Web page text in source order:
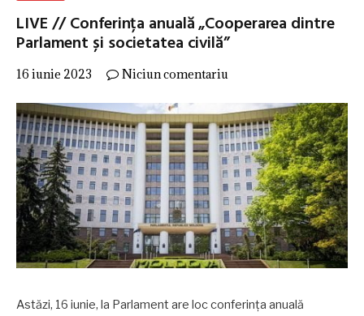
LIVE // Conferința anuală „Cooperarea dintre
Parlament și societatea civilă”
16 iunie 2023 Niciun comentariu
Astăzi, 16 iunie, la Parlament are loc conferința anuală